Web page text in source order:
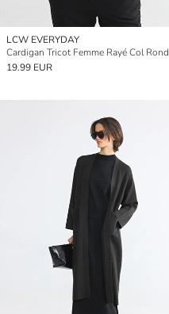
LCW EVERYDAY
Cardigan Tricot Femme Rayé Col Rond
19.99 EUR